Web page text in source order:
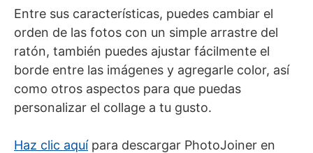
Entre sus características, puedes cambiar el
orden de las fotos con un simple arrastre del
ratón, también puedes ajustar fácilmente el
borde entre las imágenes y agregarle color, así
como otros aspectos para que puedas
personalizar el collage a tu gusto.
Haz clic aquípara descargar PhotoJoiner en